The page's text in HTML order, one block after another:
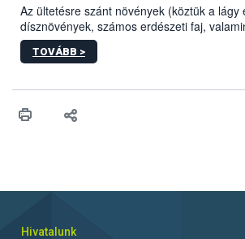
Az ültetésre szánt növények (köztük a lágy
dísznövények, számos erdészeti faj,
zöldségpalánták) távértékesítése esetén
növényútlevél.
TOVÁBB >
Hivatalunk